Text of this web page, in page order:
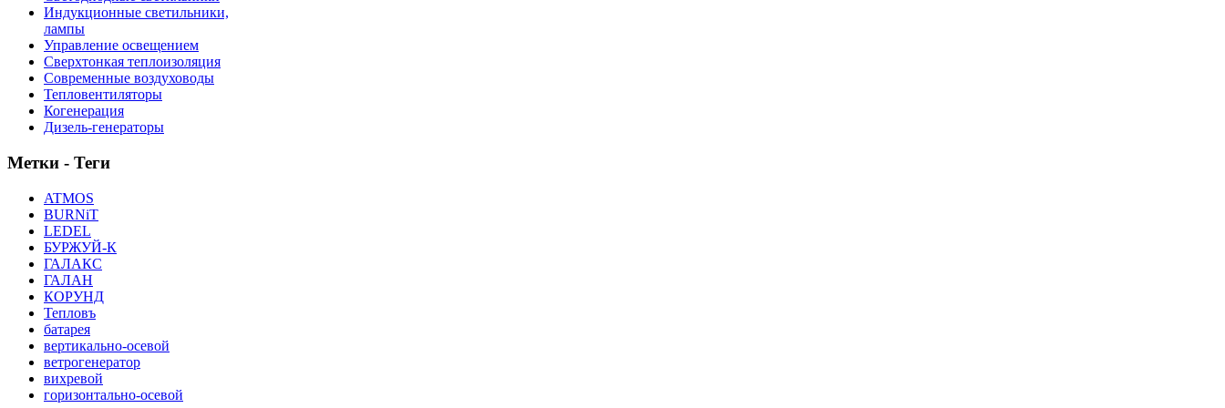
Индукционные светильники,
лампы
Управление освещением
Сверхтонкая теплоизоляция
Современные воздуховоды
Тепловентиляторы
Когенерация
Дизель-генераторы
Метки - Теги
ATMOS
BURNiT
LEDEL
БУРЖУЙ-К
ГАЛАКС
ГАЛАН
КОРУНД
Тепловъ
батарея
вертикально-осевой
ветрогенератор
вихревой
горизонтально-осевой